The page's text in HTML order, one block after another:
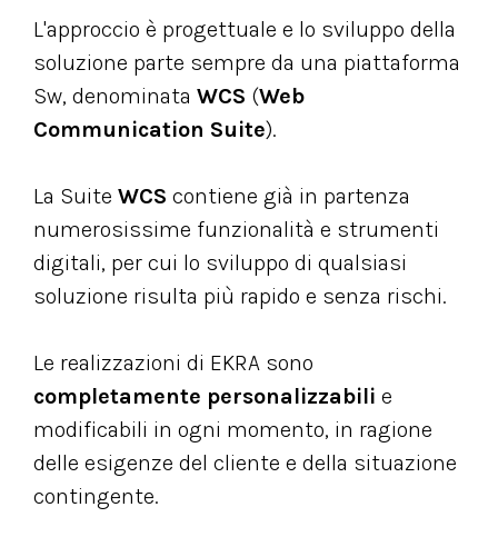
L'approccio è progettuale e lo sviluppo della
soluzione parte sempre da una piattaforma
Sw, denominata WCS (Web
Communication Suite).
La Suite WCS contiene già in partenza
numerosissime funzionalità e strumenti
digitali, per cui lo sviluppo di qualsiasi
soluzione risulta più rapido e senza rischi.
Le realizzazioni di EKRA sono
completamente personalizzabili e
modificabili in ogni momento, in ragione
delle esigenze del cliente e della situazione
contingente.